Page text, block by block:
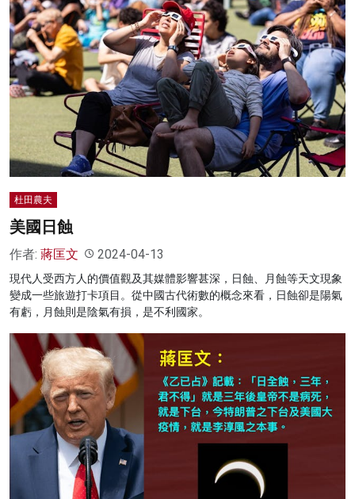
商業
科技
影片
灼見活動
杜田農夫
美國日蝕
作者: 蔣匡文 2024-04-13
現代人受西方人的價值觀及其媒體影響甚深，日蝕、月蝕等天文現象
變成一些旅遊打卡項目。從中國古代術數的概念來看，日蝕卻是陽氣
有虧，月蝕則是陰氣有損，是不利國家。